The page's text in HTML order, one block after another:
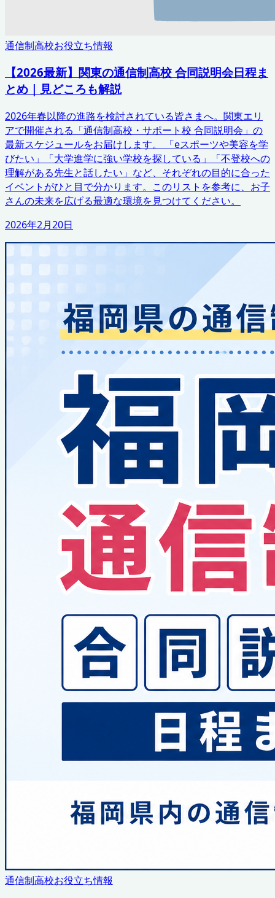
通信制高校お役立ち情報
【2026最新】関東の通信制高校 合同説明会日程ま
とめ｜見どころも解説
2026年春以降の進路を検討されている皆さまへ。関東エリ
アで開催される「通信制高校・サポート校 合同説明会」の
最新スケジュールをお届けします。 「eスポーツや美容を学
びたい」「大学進学に強い学校を探している」「不登校への
理解がある先生と話したい」など、それぞれの目的に合った
イベントがひと目で分かります。このリストを参考に、お子
さんの未来を広げる最適な環境を見つけてください。
2026年2月20日
通信制高校お役立ち情報